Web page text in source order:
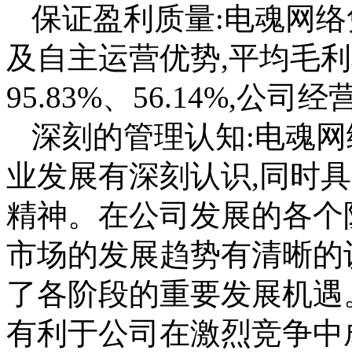
保证盈利质量:电魂网
及自主运营优势,平均毛
95.83%、56.14%,公司经
深刻的管理认知:电魂
业发展有深刻认识,同时
精神。在公司发展的各
市场的发展趋势有清晰
了各阶段的重要发展机
有利于公司在激烈竞争